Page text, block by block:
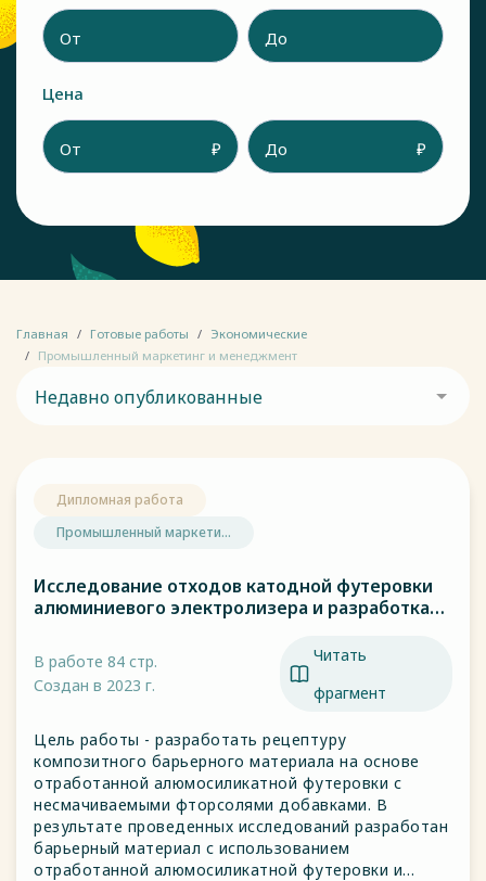
От До
Цена
От ₽ До ₽
Главная Готовые работы
Экономические
Промышленный маркетинг и менеджмент
Недавно опубликованные
Дипломная работа
Промышленный маркети...
Исследование отходов катодной футеровки
алюминиевого электролизера и разработка
В работе 84 стр.
Создан в 2023 г.
Читать
фрагмент
Цель работы - разработать рецептуру
композитного барьерного материала на основе
отработанной алюмосиликатной футеровки с
несмачиваемыми фторсолями добавками. В
результате проведенных исследований разработан
барьерный материал с использованием
отработанной алюмосиликатной футеровки и